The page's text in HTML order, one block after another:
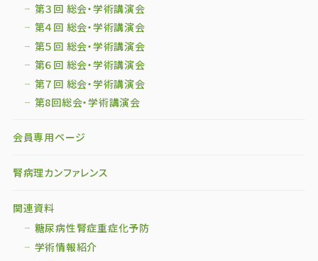
第３回 総会・学術講演会
第４回 総会・学術講演会
第５回 総会・学術講演会
第６回 総会・学術講演会
第７回 総会・学術講演会
第8回総会・学術講演会
会員専用ページ
腎病理カンファレンス
関連資料
糖尿病性腎症重症化予防
学術情報紹介